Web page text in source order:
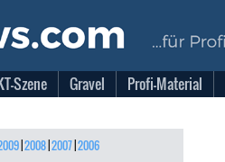
Szene Gravel Profi-Material
| 2008| 2007| 2006